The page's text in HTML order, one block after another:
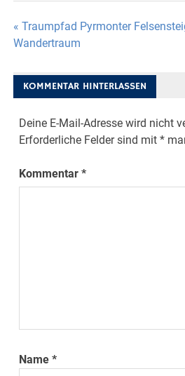
Beitragsnavigation
« Traumpfad Pyrmonter
Wandertraum
KOMMENTAR HINTERLASSEN
Deine E-Mail-Adresse wird nicht
Erforderliche Felder sind mit*
Kommentar*
Name*